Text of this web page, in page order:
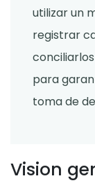
utilizar un
registrar
para
toma de
Vision